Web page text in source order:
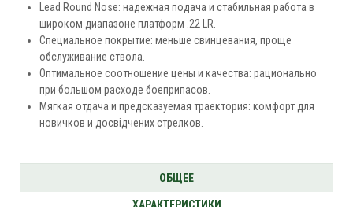
Lead Round Nose: надежная подача и стабильная работа в
широком диапазоне платформ .22 LR.
Специальное покрытие: меньше свинцевания, проще
обслуживание ствола.
Оптимальное соотношение цены и качества: рационально
при большом расходе боеприпасов.
Мягкая отдача и предсказуемая траектория: комфорт для
новичков и досвідчених стрелков.
ОБЩЕЕ